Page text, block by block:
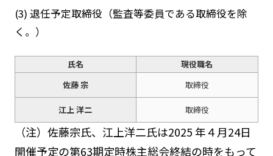
(3) 退任予定取締役（監査等委員である取締役を除
く。）
氏名
現役職名
佐藤 宗
取締役
江上 洋二 取締役
（注）佐藤宗氏、江上洋二氏は2025 年４月24日
開催予定の第63期定時株主総会終結の時をもって